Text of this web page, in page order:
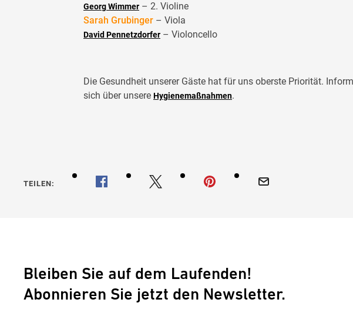
Georg Wimmer – 2. Violine
Sarah Grubinger – Viola
David Pennetzdorfer – Violoncello
Die Gesundheit unserer Gäste hat für uns oberste Priorität.
sich über unsere Hygienemaßnahmen.
TEILEN:
Bleiben Sie auf dem Laufenden!
Abonnieren Sie jetzt den Newsletter.